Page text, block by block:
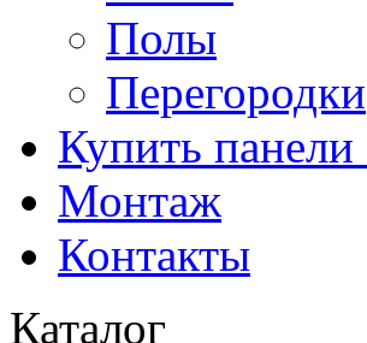
Полы
Перегородки
Купить
Монтаж
Контакты
Каталог